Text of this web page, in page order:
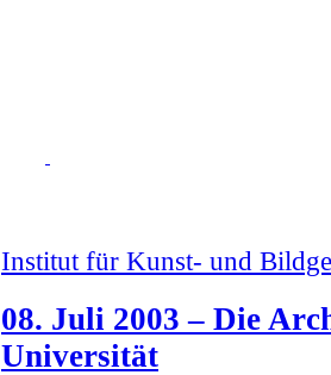
Institut für Kunst- und
08. Juli 2003 – Die
Universität